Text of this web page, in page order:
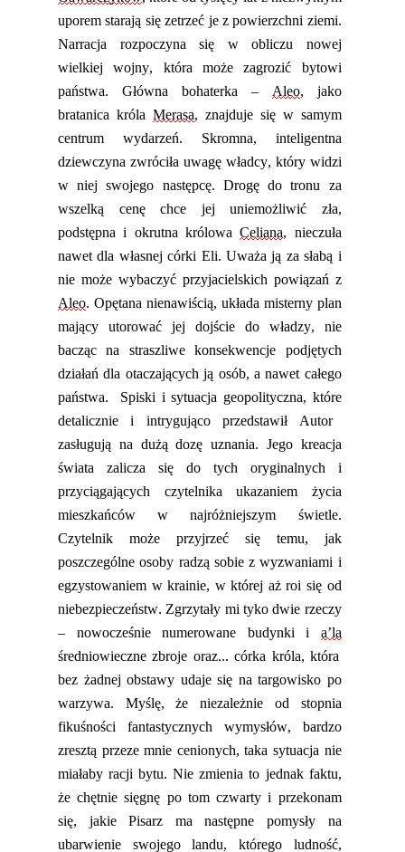
uporem starają się zetrzeć je z powierzchni ziemi.
Narracja rozpoczyna się w obliczu nowej
wielkiej wojny, która może zagrozić bytowi
państwa. Główna bohaterka – Aleo, jako
bratanica króla Merasa, znajduje się w samym
centrum wydarzeń. Skromna, inteligentna
dziewczyna zwróciła uwagę władcy, który widzi
w niej swojego następcę. Drogę do tronu za
wszelką cenę chce jej uniemożliwić zła,
podstępna i okrutna królowaCeliana, nieczuła
nawet dla własnej córki Eli. Uważa ją za słabą i
nie może wybaczyć przyjacielskich powiązań z
Aleo. Opętana nienawiścią, układa misterny plan
mający utorować jej dojściedo władzy, nie
bacząc na straszliwe konsekwencje podjętych
działań dla otaczających ją osób, a nawet całego
państwa. Spiski i sytuacja geopolityczna, które
detalicznie i intrygująco przedstawił Autor
zasługują na dużą dozę uznania. Jego kreacja
świata zalicza się do tych oryginalnych i
przyciągających czytelnika ukazaniem życia
mieszkańcóww najróżniejszym świetle.
Czytelnik może przyjrzeć się temu, jak
poszczególne osoby radzą sobie z wyzwaniami i
egzystowaniem w krainie, w której aż roi się od
niebezpieczeństw. Zgrzytały mi tyko dwie rzeczy
– nowocześnie numerowane budynki i a’la
średniowieczne zbroje oraz... córka króla, która
bez żadnej obstawy udaje się na targowisko po
warzywa. Myślę, że niezależnie od stopnia
fikuśności fantastycznych wymysłów, bardzo
zresztą przeze mnie cenionych, taka sytuacja nie
miałaby racji bytu. Nie zmienia to jednak faktu,
że chętnie sięgnę po tom czwarty i przekonam
się, jakie Pisarz ma następne pomysły na
ubarwienie swojego landu, którego ludność,